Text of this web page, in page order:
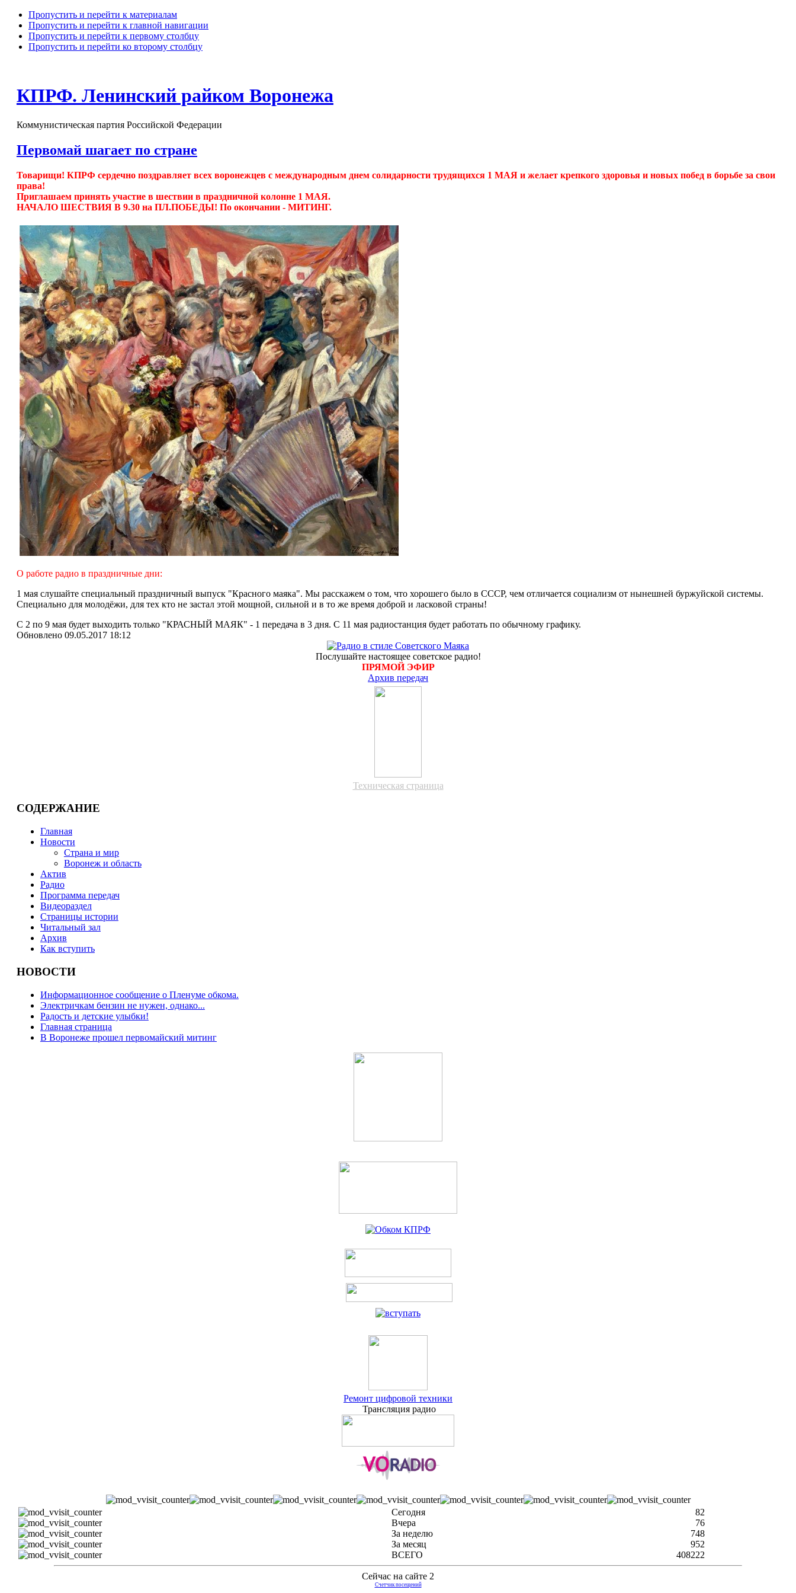
Пропустить и перейти к материалам
Пропустить и перейти к главной навигации
Пропустить и перейти к первому столбцу
Пропустить и перейти ко второму столбцу
КПРФ. Ленинский райком Воронежа
Коммунистическая партия Российской Федерации
Первомай шагает по стране
Товарищи! КПРФ сердечно поздравляет всех воронежцев с международным днем солидарности трудящихся 1 МАЯ и желает крепкого здоровья и новых побед в борьбе за свои
права!
Приглашаем принять участие в шествии в праздничной колонне 1 МАЯ.
НАЧАЛО ШЕСТВИЯ В 9.30 на ПЛ.ПОБЕДЫ! По окончании - МИТИНГ.
О работе радио в праздничные дни:
1 мая слушайте специальный праздничный выпуск "Красного маяка". Мы расскажем о том, что хорошего было в СССР, чем отличается социализм от нынешней буржуйской системы.
Специально для молодёжи, для тех кто не застал этой мощной, сильной и в то же время доброй и ласковой страны!
С 2 по 9 мая будет выходить только "КРАСНЫЙ МАЯК" - 1 передача в 3 дня. С 11 мая радиостанция будет работать по обычному графику.
Обновлено 09.05.2017 18:12
Послушайте настоящее советское радио!
ПРЯМОЙ ЭФИР
Архив передач
Техническая страница
СОДЕРЖАНИЕ
Главная
Новости
Страна и мир
Воронеж и область
Актив
Радио
Программа передач
Видеораздел
Страницы истории
Читальный зал
Архив
Как вступить
НОВОСТИ
Информационное сообщение о Пленуме обкома.
Электричкам бензин не нужен, однако...
Радость и детские улыбки!
Главная страница
В Воронеже прошел первомайский митинг
Ремонт цифровой техники
Трансляция радио
Сегодня
82
Вчера
76
За неделю
748
За месяц
952
ВСЕГО
408222
Сейчас на сайте 2
Счетчик посещений